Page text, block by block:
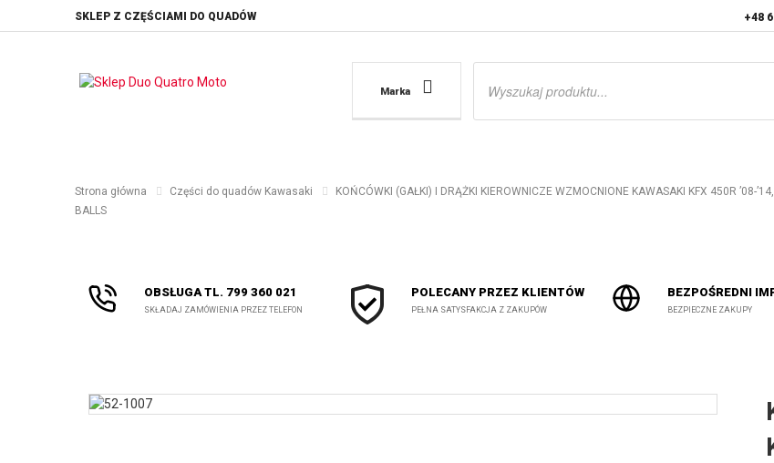
SKLEP Z CZĘŚCIAMI DO QUADÓW +48
Marka
Wyszukiwarka
Strona główna Części do quadów Kawasaki
KOŃCÓWKI (GAŁKI) I DRĄŻKI KIEROWNICZE WZMOCNIONE KAWASAKI KFX 450R ’08-
BALLS
OBSŁUGA TL. 799 360 021
SKŁADAJ ZAMÓWIENIA PRZEZ TELEFON
POLECANY PRZEZ KLIENTÓW
PEŁNA SATYSFAKCJA Z ZAKUPÓW
BEZPOŚREDNI
BEZPIECZNE ZAKUPY